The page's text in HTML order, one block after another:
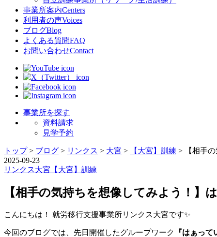
事業所案内Centers
利用者の声Voices
ブログBlog
よくある質問FAQ
お問い合わせContact
事業所を探す
資料請求
見学予約
トップ> ブログ > リンクス > 大宮 > 【大宮】訓練 >
【相手
2025-09-23
リンクス大宮 【大宮】訓練
【相手の気持ちを想像してみよう！】
こんにちは！ 就労移行支援事業所リンクス大宮です✨️
今回のブログでは、先日開催したグループワーク 『はぁっ